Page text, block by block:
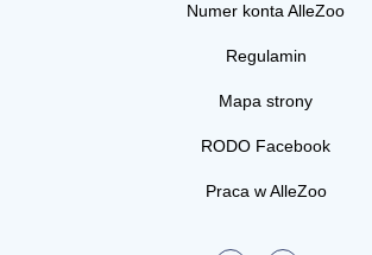
Numer konta AlleZoo
Regulamin
Mapa strony
RODO Facebook
Praca w AlleZoo